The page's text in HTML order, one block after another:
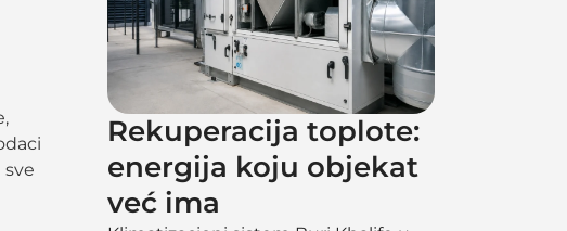
Rekuperacija toplote:
energija koju objekat
već ima